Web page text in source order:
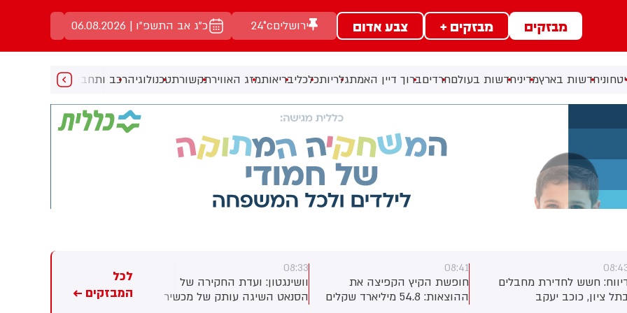
מבזקים מבזקים + צבע אדום ירושלים24°c כ"ג אב התשפ"ו | 06.08.2026
חדשות בארץמדיניחדשות בעולםחרדיםברוך דיין האמתגלריותכלכליבריאותמזג האווירתקשורתטכנולוגיהרכב ותחבורהמעניין
חשש לחדירת מחבלים
ציון, כוכב יעקב
08:41
חופשת הקיץ הקפיצה את
ההוצאות: 54.8 מיליארד שקלים
08:33
וושינגטון: ועדת החקירה של
הסנאט השיגה עותק של מכשיר
שר הביטחון ישראל כ"ץ קיים דיון
דחוף בנושא איום הרחפנים
לכל
המבזקים ←